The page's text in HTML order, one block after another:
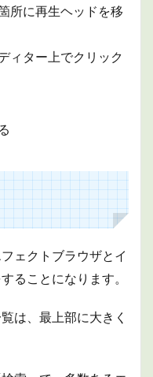
所に再生ヘッドを移
ィター上でクリック
ェクトブラウザとイ
ることになります。
は、最上部に大きく